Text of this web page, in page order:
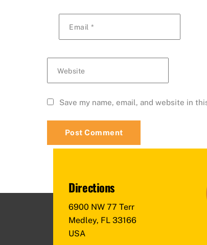
Email *
Website
Save my name, email, and website in
Directions
6900 NW 77 Terr
Medley, FL 33166
USA